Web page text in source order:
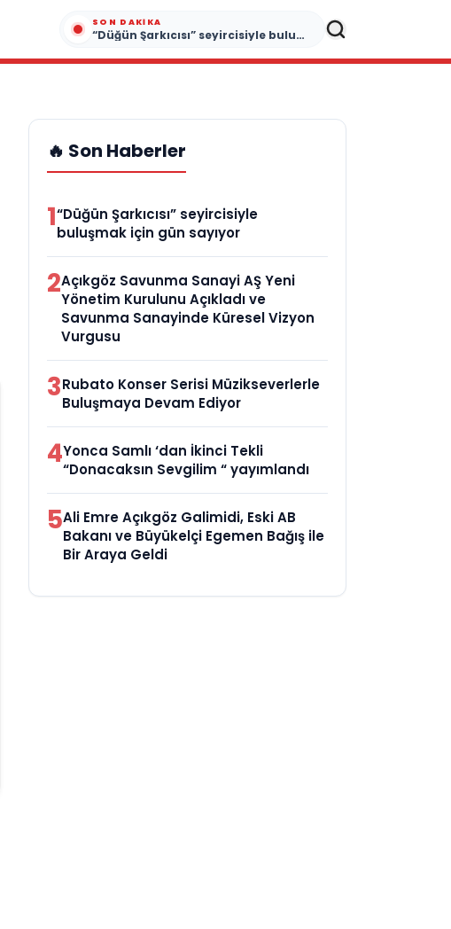
SON DAKIKA
“Düğün Şarkıcısı” seyircisiyle buluşmak için gün sayıyor
🔥 Son Haberler
1“Düğün Şarkıcısı” seyircisiyle
buluşmak için gün sayıyor
2Açıkgöz Savunma Sanayi AŞ Yeni
Yönetim Kurulunu Açıkladı ve
Savunma Sanayinde Küresel Vizyon
Vurgusu
3Rubato Konser Serisi Müzikseverlerle
Buluşmaya Devam Ediyor
4Yonca Samlı ‘dan İkinci Tekli
“Donacaksın Sevgilim “ yayımlandı
5Ali Emre Açıkgöz Galimidi, Eski AB
Bakanı ve Büyükelçi Egemen Bağış ile
Bir Araya Geldi